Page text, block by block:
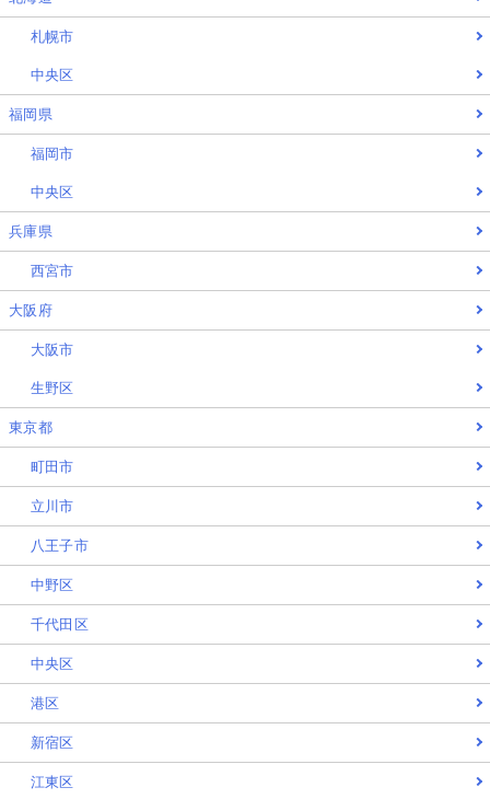
札幌市
中央区
福岡県
福岡市
中央区
兵庫県
西宮市
大阪府
大阪市
生野区
東京都
町田市
立川市
八王子市
中野区
千代田区
中央区
港区
新宿区
江東区